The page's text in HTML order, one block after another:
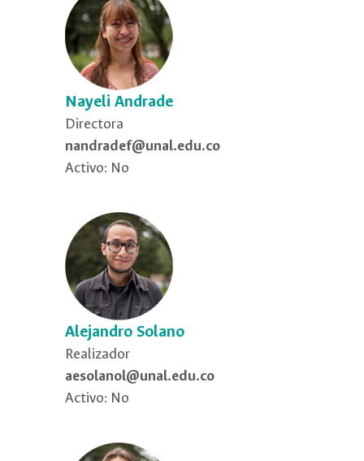
Nayeli Andrade
Directora
nandradef@unal.edu.co
Activo: No
Alejandro Solano
Realizador
aesolanol@unal.edu.co
Activo: No